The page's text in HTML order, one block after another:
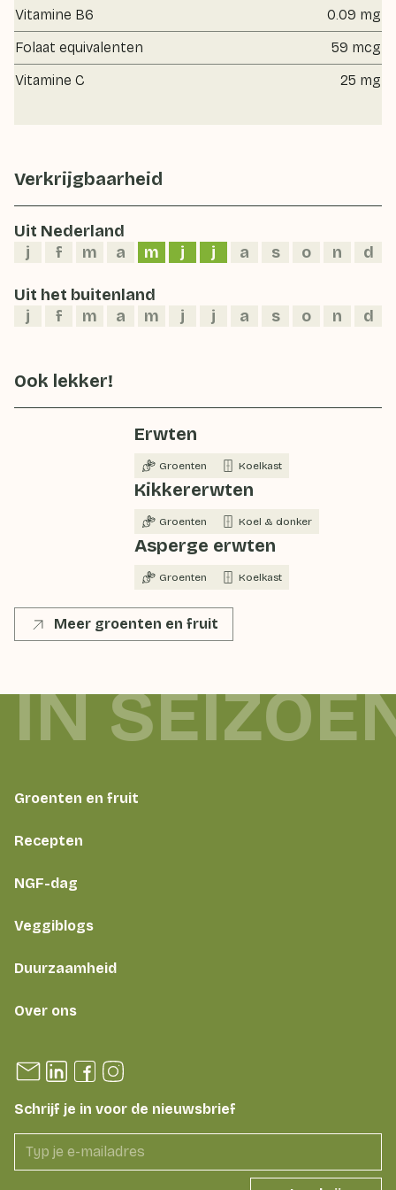
Vitamine B6
0.09 mg
Folaat equivalenten
59 mcg
Vitamine C
25 mg
Verkrijgbaarheid
Uit Nederland
j
f m a m j j a s o n d
Uit het buitenland
j
f m a m j j a s o n d
Ook lekker!
Erwten
Groenten Koelkast
Kikkererwten
Groenten Koel & donker
Asperge erwten
Groenten Koelkast
Meer groenten en fruit
Groenten en fruit
Recepten
NGF-dag
Veggiblogs
Duurzaamheid
Over ons
Schrijf je in voor de nieuwsbrief